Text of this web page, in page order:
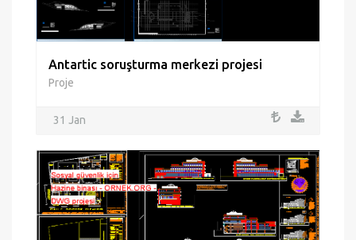
Antartic soruşturma merkezi projesi
Proje
31 Jan